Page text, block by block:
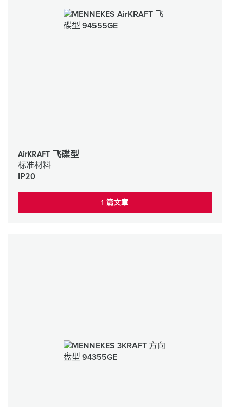
AirKRAFT 飞碟型
标准材料
IP20
1 篇文章